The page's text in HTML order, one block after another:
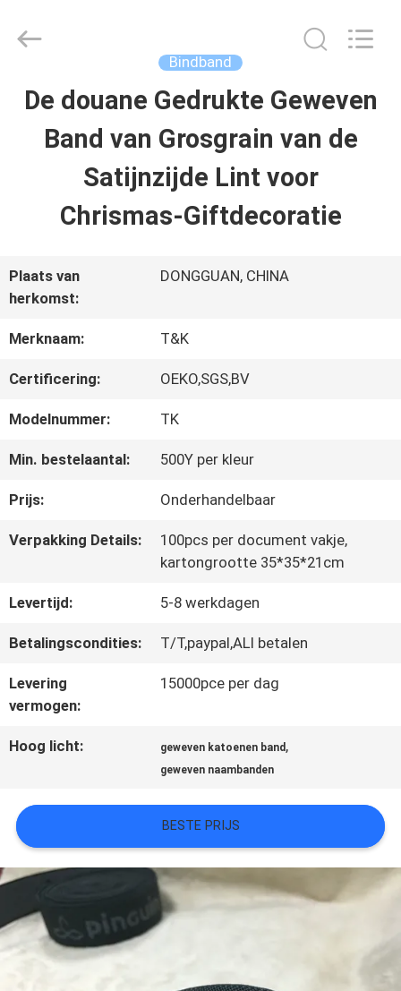
THUIS
PRODUCTEN
OVER
ONS
FABRIEKSREIS
CONTACTEER
ONS
ALLE
GEVALLEN
VR
SITEMAP
PRIVACYBELEID
Accessories
Co.,Ltd.
Reserved.
Bindband
De douane Gedrukte Geweven
Band van Grosgrain van de
Satijnzijde Lint voor
Chrismas-Giftdecoratie
Plaats van
herkomst:
DONGGUAN, CHINA
Merknaam: T&K
Certificering: OEKO,SGS,BV
Modelnummer: TK
Min. bestelaantal: 500Y per kleur
Prijs: Onderhandelbaar
Verpakking Details:
100pcs per document vakje,
kartongrootte 35*35*21cm
Levertijd: 5-8 werkdagen
Betalingscondities: T/T,paypal,ALI betalen
Levering
vermogen:
15000pce per dag
Hoog licht: geweven katoenen band ,
geweven naambanden
BESTE PRIJS